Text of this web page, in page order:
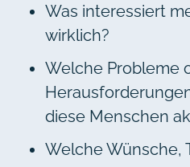
Was interessiert
wirklich?
Welche Probleme
diese Menschen
Welche Wünsche,